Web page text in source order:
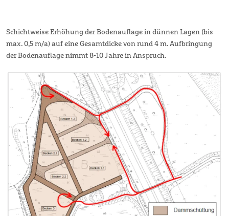
Schichtweise Erhöhung der Bodenauflage in dünnen Lagen (bis
max. 0,5 m/a) auf eine Gesamtdicke von rund 4 m. Aufbringung
der Bodenauflage nimmt 8-10 Jahre in Anspruch.